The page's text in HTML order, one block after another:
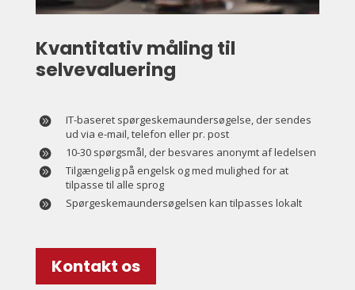
Kvantitativ måling til
selvevaluering
IT-baseret spørgeskemaundersøgelse, der sendes
ud via e-mail, telefon eller pr. post
10-30 spørgsmål, der besvares anonymt af ledelsen
Tilgængelig på engelsk og med mulighed for at
tilpasse til alle sprog
Spørgeskemaundersøgelsen kan tilpasses lokalt
Kontakt os